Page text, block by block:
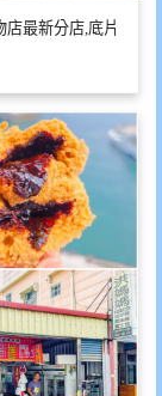
店最新分店,底片